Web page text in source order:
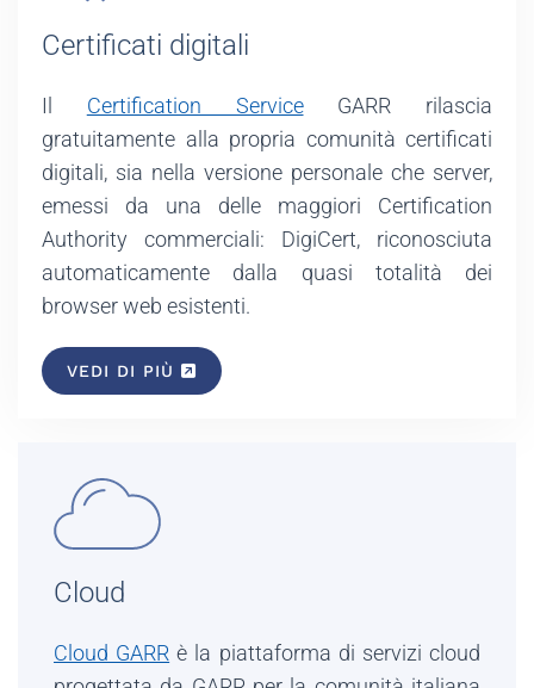
Certificati digitali
Il Certification ServiceGARR rilascia
gratuitamente alla propria comunità certificati
digitali, sia nella versione personale che server,
emessi da una delle maggiori Certification
Authority commerciali: DigiCert, riconosciuta
automaticamente dalla quasi totalità dei
browser web esistenti.
VEDI DI PIÙ
Cloud
Cloud GARR è la piattaforma di servizi cloud